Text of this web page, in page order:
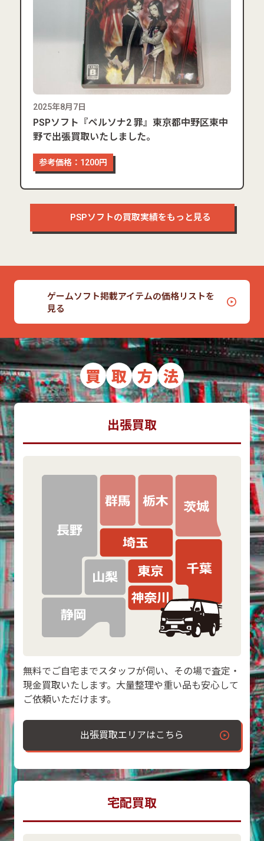
2025年8月7日
PSPソフト『ペルソナ2 罪』東京都中野区東中
野で出張買取いたしました。
参考価格：1200円
PSPソフトの買取実績をもっと見る
ゲームソフト掲載アイテムの価格リストを
見る
買 取 方 法
出張買取
無料でご自宅までスタッフが伺い、その場で査定・
現金買取いたします。大量整理や重い品も安心して
ご依頼いただけます。
出張買取エリアはこちら
宅配買取